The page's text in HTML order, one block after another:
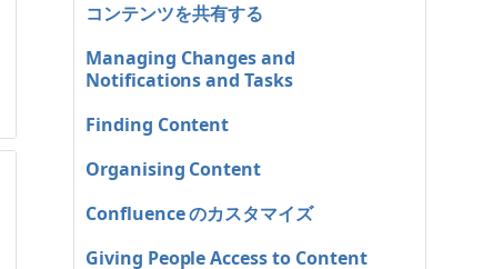
コンテンツを共有する
Managing Changes and
Notifications and Tasks
Finding Content
Organising Content
Confluence のカスタマイズ
Giving People Access to Content